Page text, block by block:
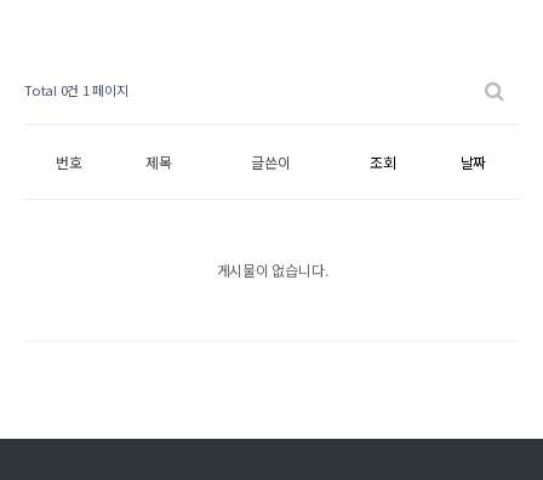
Total 0건 1 페이지
번호 제목 글쓴이 조회 날짜
게시물이 없습니다.